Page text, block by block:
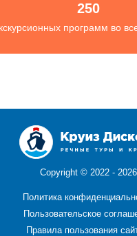
250
программ во
Copyright © 2022 - 2026
Политика
Пользовательское
Правила пользования